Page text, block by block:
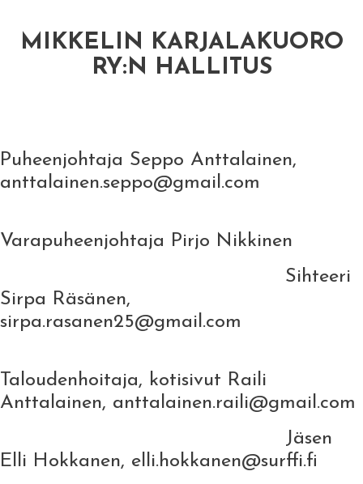
MIKKELIN KARJALAKUORO
RY:N HALLITUS
Puheenjohtaja Seppo Anttalainen,
anttalainen.seppo@gmail.com
Varapuheenjohtaja Pirjo Nikkinen
Sihteeri
Sirpa Räsänen,
sirpa.rasanen25@gmail.com
Taloudenhoitaja, kotisivut Raili
Anttalainen, anttalainen.raili@gmail.com
Jäsen
Elli Hokkanen, elli.hokkanen@surffi.fi